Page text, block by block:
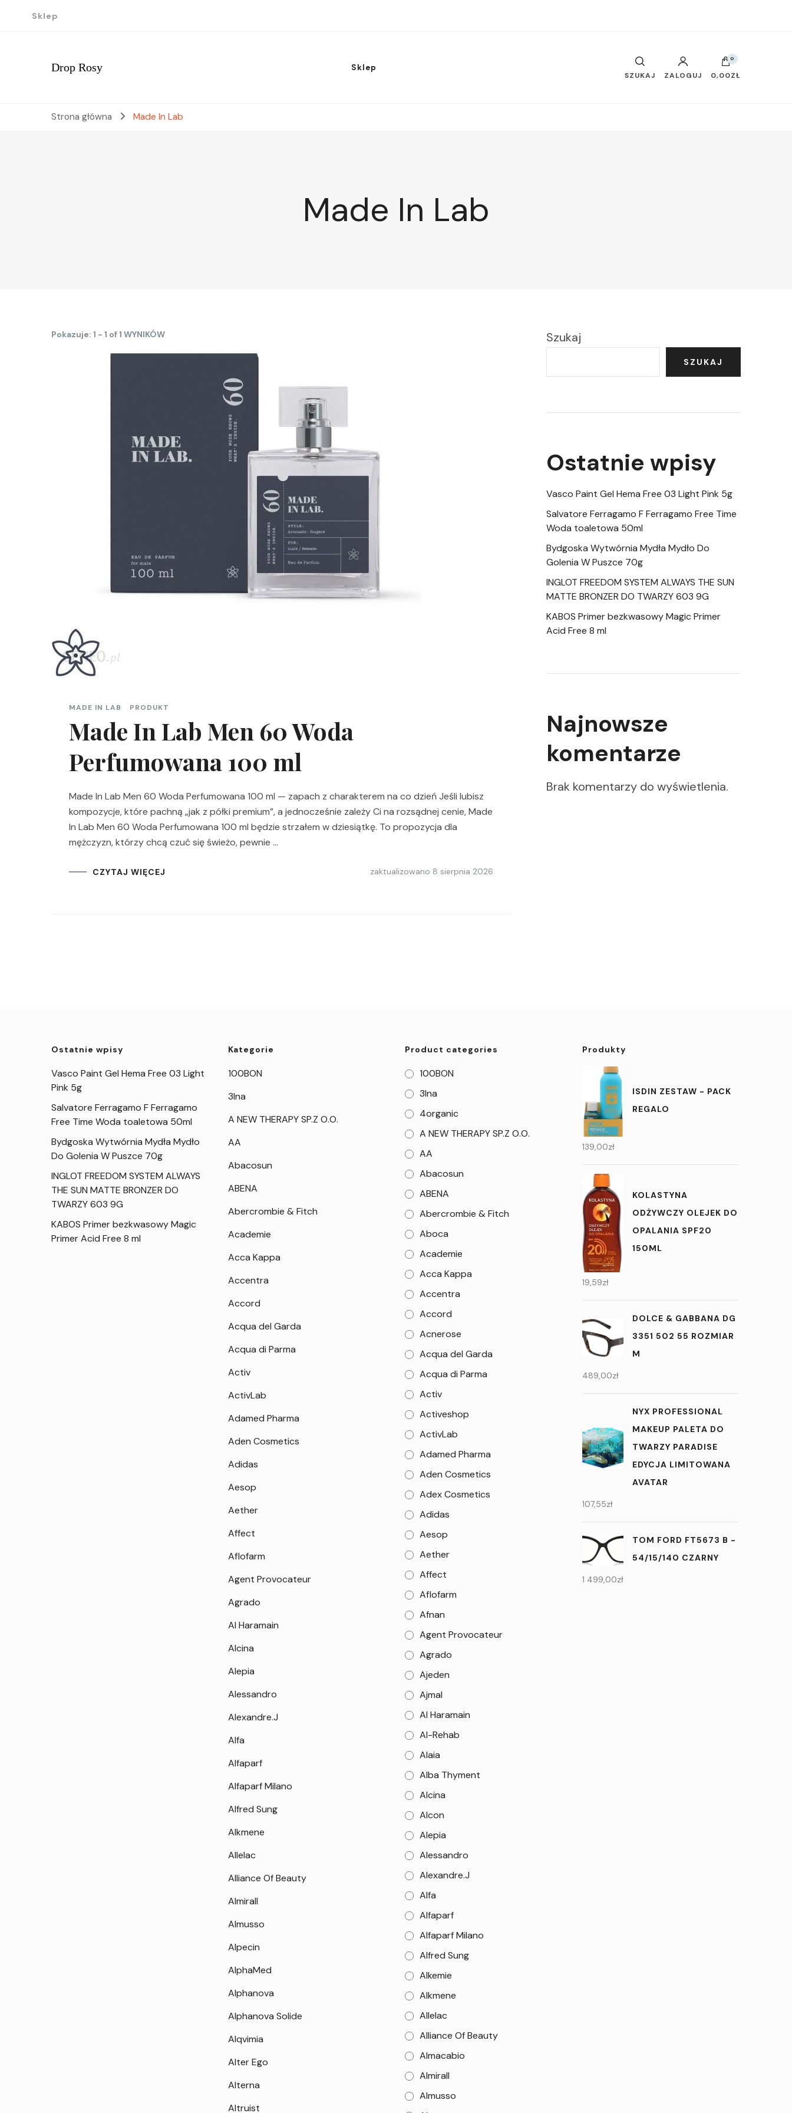
Sklep
Drop Rosy Sklep
SZUKAJ ZALOGUJ
0
0,00ZŁ
Strona główna Made In Lab
Made In Lab
Pokazuje: 1 - 1 of 1 WYNIKÓW
MADE IN LAB PRODUKT
Made In Lab Men 60 Woda
Perfumowana 100 ml
Made In Lab Men 60 Woda Perfumowana 100 ml — zapach z charakterem na co dzień Jeśli lubisz
kompozycje, które pachną „jak z półki premium”, a jednocześnie zależy Ci na rozsądnej cenie, Made
In Lab Men 60 Woda Perfumowana 100 ml będzie strzałem w dziesiątkę. To propozycja dla
mężczyzn, którzy chcą czuć się świeżo, pewnie …
CZYTAJ WIĘCEJ zaktualizowano 8 sierpnia 2026
Szukaj
SZUKAJ
Ostatnie wpisy
Vasco Paint Gel Hema Free 03 Light Pink 5g
Salvatore Ferragamo F Ferragamo Free Time
Woda toaletowa 50ml
Bydgoska Wytwórnia Mydła Mydło Do
Golenia W Puszce 70g
INGLOT FREEDOM SYSTEM ALWAYS THE SUN
MATTE BRONZER DO TWARZY 603 9G
KABOS Primer bezkwasowy Magic Primer
Acid Free 8 ml
Najnowsze
komentarze
Brak komentarzy do wyświetlenia.
Ostatnie wpisy
Vasco Paint Gel Hema Free 03 Light
Pink 5g
Salvatore Ferragamo F Ferragamo
Free Time Woda toaletowa 50ml
Bydgoska Wytwórnia Mydła Mydło
Do Golenia W Puszce 70g
INGLOT FREEDOM SYSTEM ALWAYS
THE SUN MATTE BRONZER DO
TWARZY 603 9G
KABOS Primer bezkwasowy Magic
Primer Acid Free 8 ml
Kategorie
100BON
3Ina
A NEW THERAPY SP.Z O.O.
AA
Abacosun
ABENA
Abercrombie & Fitch
Academie
Acca Kappa
Accentra
Accord
Acqua del Garda
Acqua di Parma
Activ
ActivLab
Adamed Pharma
Aden Cosmetics
Adidas
Aesop
Aether
Affect
Aflofarm
Agent Provocateur
Agrado
Al Haramain
Alcina
Alepia
Alessandro
Alexandre.J
Alfa
Alfaparf
Alfaparf Milano
Alfred Sung
Alkmene
Allelac
Alliance Of Beauty
Almirall
Almusso
Alpecin
AlphaMed
Alphanova
Alphanova Solide
Alqvimia
Alter Ego
Alterna
Altruist
Product categories
100BON
3Ina
4organic
A NEW THERAPY SP.Z O.O.
AA
Abacosun
ABENA
Abercrombie & Fitch
Aboca
Academie
Acca Kappa
Accentra
Accord
Acnerose
Acqua del Garda
Acqua di Parma
Activ
Activeshop
ActivLab
Adamed Pharma
Aden Cosmetics
Adex Cosmetics
Adidas
Aesop
Aether
Affect
Aflofarm
Afnan
Agent Provocateur
Agrado
Ajeden
Ajmal
Al Haramain
Al-Rehab
Alaia
Alba Thyment
Alcina
Alcon
Alepia
Alessandro
Alexandre.J
Alfa
Alfaparf
Alfaparf Milano
Alfred Sung
Alkemie
Alkmene
Allelac
Alliance Of Beauty
Almacabio
Almirall
Almusso
Produkty
ISDIN ZESTAW - PACK
REGALO
139,00zł
KOLASTYNA
ODŻYWCZY OLEJEK DO
OPALANIA SPF20
150ML
19,59zł
DOLCE & GABBANA DG
3351 502 55 ROZMIAR
M
489,00zł
NYX PROFESSIONAL
MAKEUP PALETA DO
TWARZY PARADISE
EDYCJA LIMITOWANA
AVATAR
107,55zł
TOM FORD FT5673 B -
54/15/140 CZARNY
1 499,00zł